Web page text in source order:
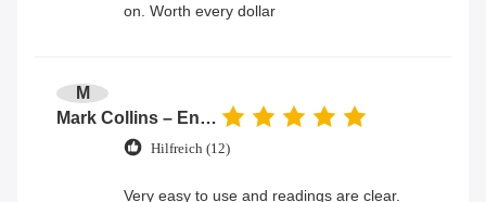
on. Worth every dollar
M
Mark Collins – Engineer
Hilfreich (12)
Very easy to use and readings are clear.